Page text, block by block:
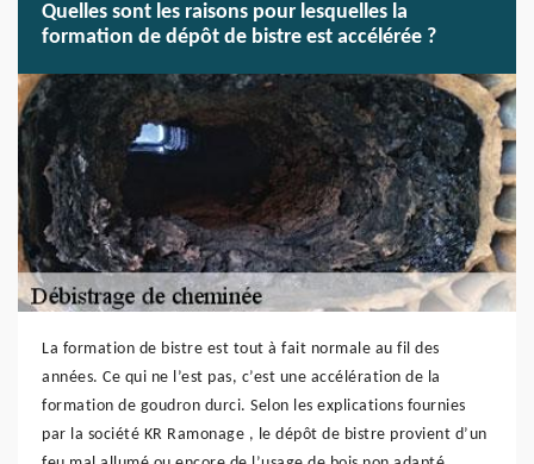
Quelles sont les raisons pour lesquelles la
formation de dépôt de bistre est accélérée ?
La formation de bistre est tout à fait normale au fil des
années. Ce qui ne l’est pas, c’est une accélération de la
formation de goudron durci. Selon les explications fournies
par la société KR Ramonage , le dépôt de bistre provient d’un